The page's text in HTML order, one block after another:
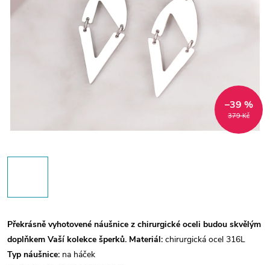
379 Kč
–39 %
Překrásně vyhotovené náušnice z chirurgické oceli budou skvělým
doplňkem Vaší kolekce šperků. Materiál: chirurgická ocel 316L
Typ náušnice: na háček